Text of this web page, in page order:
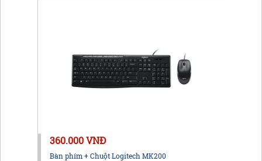
360.000 VNĐ
Bàn phím + Chuột Logitech MK200